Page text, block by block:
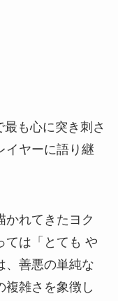
も心に突き刺さ
イヤーに語り継
かれてきたヨク
ては「とても や
、善悪の単純な
複雑さを象徴し